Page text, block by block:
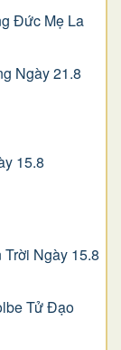
Đức Mẹ La
Ngày 21.8
15.8
Ngày 15.8
Tử Đạo